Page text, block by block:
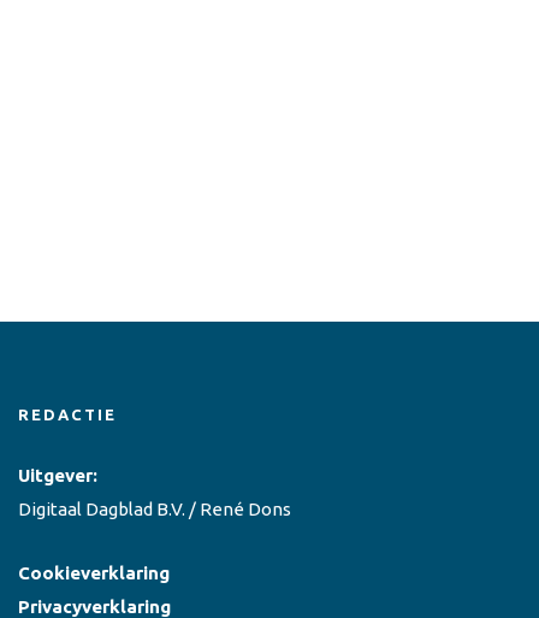
REDACTIE
Uitgever:
Digitaal Dagblad B.V. / René Dons
Cookieverklaring
Privacyverklaring